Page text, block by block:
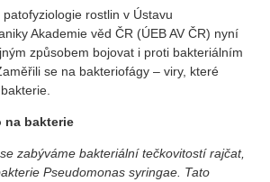
rostlin v Ústavu
Akademie věd ČR (ÚEB AV ČR) nyní
způsobem bojovat i proti bakteriálním
se na bakteriofágy – viry, které
na bakterie
zabýváme bakteriální tečkovitostí rajčat,
Pseudomonas syringae. Tato